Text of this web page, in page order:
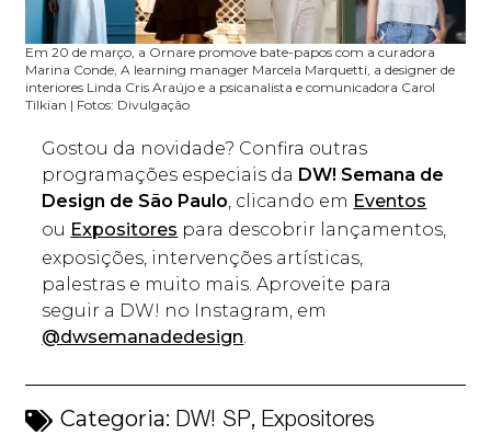
Em 20 de março, a Ornare promove bate-papos com a curadora
Marina Conde, A learning manager Marcela Marquetti, a designer de
interiores Linda Cris Araújo e a psicanalista e comunicadora Carol
Tilkian | Fotos: Divulgação
Gostou da novidade? Confira outras
programações especiais da DW! Semana de
Design de São Paulo, clicando em Eventos
ou Expositores para descobrir lançamentos,
exposições, intervenções artísticas,
palestras e muito mais. Aproveite para
seguir a DW! no Instagram, em
@dwsemanadedesign.
Categoria: DW! SP, Expositores